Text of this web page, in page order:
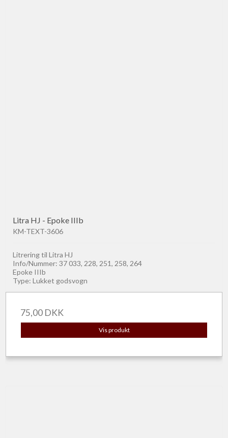
Litra HJ - Epoke IIIb
KM-TEXT-3606
Litrering til Litra HJ
Info/Nummer: 37 033, 228, 251, 258, 264
Epoke IIIb
Type: Lukket godsvogn
75,00 DKK
Vis produkt